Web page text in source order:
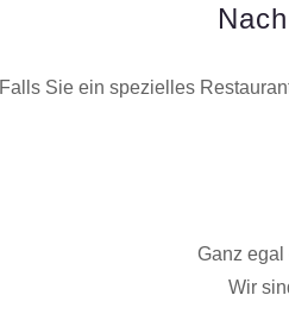
Falls Sie ein spezielles
Ganz egal
Wir